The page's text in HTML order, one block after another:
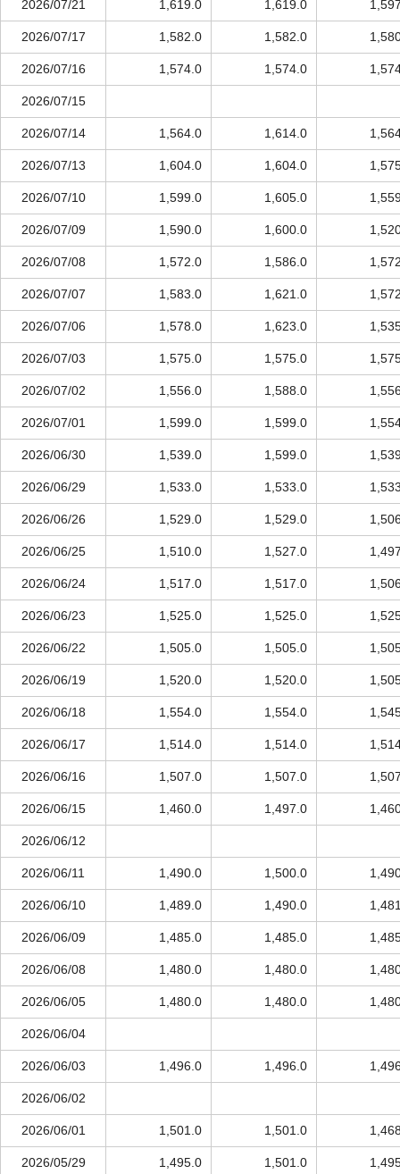
2026/07/21 1,619.0 1,619.0
2026/07/17 1,582.0 1,582.0
2026/07/16 1,574.0 1,574.0
2026/07/15
2026/07/14 1,564.0 1,614.0
2026/07/13 1,604.0 1,604.0
2026/07/10 1,599.0 1,605.0
2026/07/09 1,590.0 1,600.0
2026/07/08 1,572.0 1,586.0
2026/07/07 1,583.0 1,621.0
2026/07/06 1,578.0 1,623.0
2026/07/03 1,575.0 1,575.0
2026/07/02 1,556.0 1,588.0
2026/07/01 1,599.0 1,599.0
2026/06/30 1,539.0 1,599.0
2026/06/29 1,533.0 1,533.0
2026/06/26 1,529.0 1,529.0
2026/06/25 1,510.0 1,527.0
2026/06/24 1,517.0 1,517.0
2026/06/23 1,525.0 1,525.0
2026/06/22 1,505.0 1,505.0
2026/06/19 1,520.0 1,520.0
2026/06/18 1,554.0 1,554.0
2026/06/17 1,514.0 1,514.0
2026/06/16 1,507.0 1,507.0
2026/06/15 1,460.0 1,497.0
2026/06/12
2026/06/11 1,490.0 1,500.0
2026/06/10 1,489.0 1,490.0
2026/06/09 1,485.0 1,485.0
2026/06/08 1,480.0 1,480.0
2026/06/05 1,480.0 1,480.0
2026/06/04
2026/06/03 1,496.0 1,496.0
2026/06/02
2026/06/01 1,501.0 1,501.0
2026/05/29 1,495.0 1,501.0